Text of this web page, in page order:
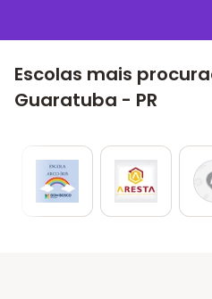
Escolas mais
Guaratuba - PR